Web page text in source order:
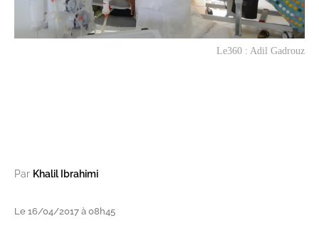
Le360 : Adil Gadrouz
Par Khalil Ibrahimi
Le 16/04/2017 à 08h45